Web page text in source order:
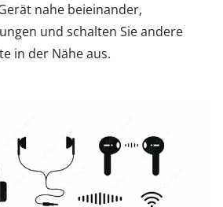
nahe beieinander,
und schalten Sie andere
in der Nähe aus.